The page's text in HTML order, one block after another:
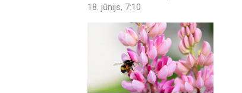
18. jūnijs, 7:10